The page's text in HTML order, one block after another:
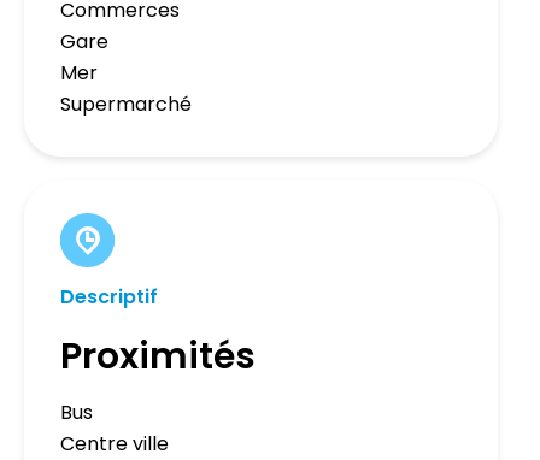
Commerces
Gare
Mer
Supermarché
Descriptif
Proximités
Bus
Centre ville